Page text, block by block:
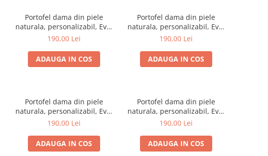
Portofel dama din piele
naturala, personalizabil, Eva,
megru cu argintiu (cusatura
190,00 Lei
ADAUGA IN COS
Portofel dama din piele
naturala, personalizabil, Eva,
bleu (cusatura albastra)
190,00 Lei
ADAUGA IN COS
Portofel dama din piele
naturala, personalizabil, Eva,
galben (cusatura colorata)
190,00 Lei
ADAUGA IN COS
Portofel dama din piele
naturala, personalizabil, Eva,
galben (cusatura rosie)
190,00 Lei
ADAUGA IN COS